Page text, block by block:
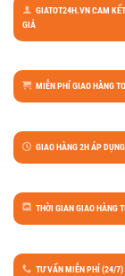
GIATOT24H.VN CAM
GIẢ
MIỄN PHÍ GIAO HÀNG
GIAO HÀNG 2H ÁP
THỜI GIAN GIAO HÀNG
TƯ VẤN MIỄN PHÍ (24/